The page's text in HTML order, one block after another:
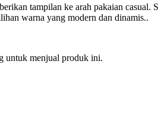
tampilan ke arah pakaian
warna yang modern dan dinamis..
untuk menjual produk ini.